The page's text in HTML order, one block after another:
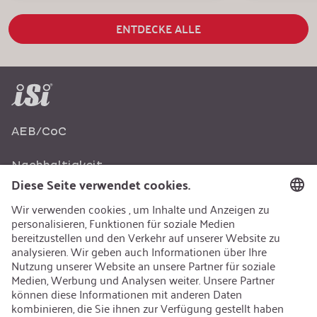
ENTDECKE ALLE
AEB/CoC
Nachhaltigkeit
Recycling
Nachhaltigkeit
Karriere
Offene Jobs
Kontakt